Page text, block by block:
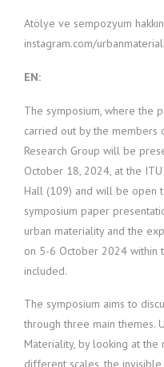
Atölye ve sempozyum
instagram.com/
EN:
The symposium, where the
carried out by the members
Research Group will be
October 18, 2024, at the
Hall (109) and will be open
symposium paper
urban materiality and the
on 5-6 October 2024 within
included.
The symposium aims to
through three main themes.
Materiality, by looking at
different scales, the